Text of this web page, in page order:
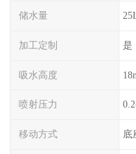
储水量
加工定制 是
吸水高度
喷射压力
移动方式 底